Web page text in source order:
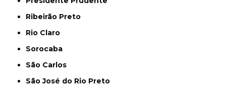
Ribeirão Preto
Rio Claro
Sorocaba
São Carlos
São José do Rio Preto